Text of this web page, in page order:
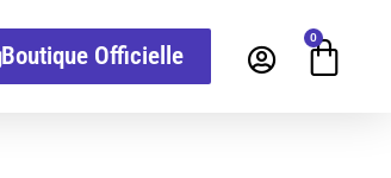
Boutique Officielle
0